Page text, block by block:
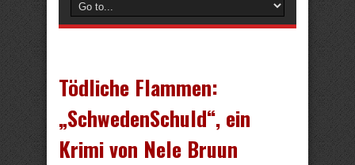
Tödliche Flammen:
„SchwedenSchuld“, ein
Krimi von Nele Bruun